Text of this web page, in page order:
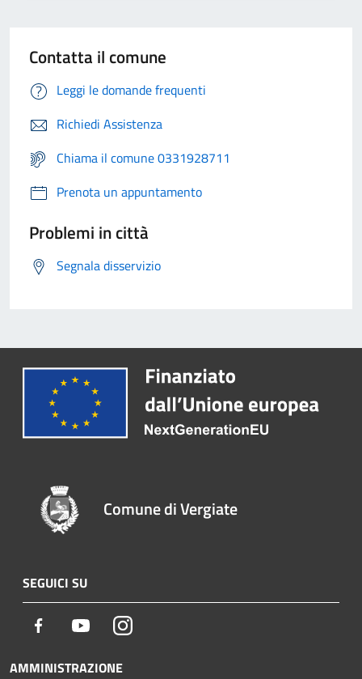
Contatta il comune
Leggi le domande frequenti
Richiedi Assistenza
Chiama il comune 0331928711
Prenota un appuntamento
Problemi in città
Segnala disservizio
Comune di Vergiate
SEGUICI SU
Facebook YoutubeInstagram
AMMINISTRAZIONE